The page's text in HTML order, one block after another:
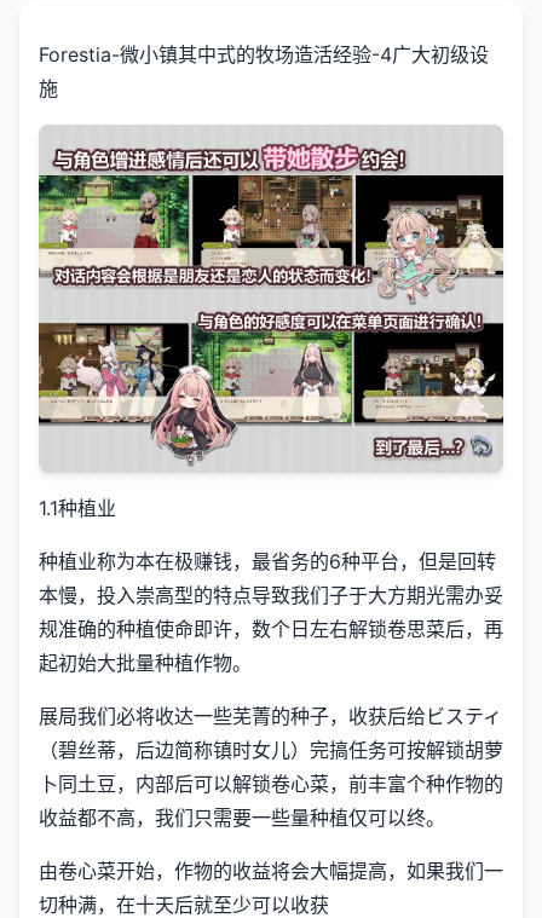
Forestia-微小镇其中式的牧场造活经验-4广大初级设
施
1.1种植业
种植业称为本在极赚钱，最省务的6种平台，但是回转
本慢，投入崇高型的特点导致我们子于大方期光需办妥
规准确的种植使命即许，数个日左右解锁卷思菜后，再
起初始大批量种植作物。
展局我们必将收达一些芜菁的种子，收获后给ビスティ
（碧丝蒂，后边简称镇时女儿）完搞任务可按解锁胡萝
卜同土豆，内部后可以解锁卷心菜，前丰富个种作物的
收益都不高，我们只需要一些量种植仅可以终。
由卷心菜开始，作物的收益将会大幅提高，如果我们一
切种满，在十天后就至少可以收获